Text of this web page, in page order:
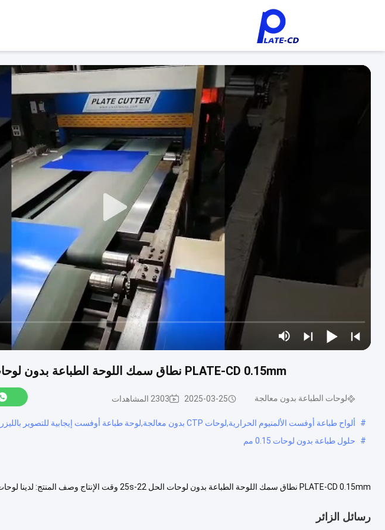
PLATE-CD 0.15mm نطاق سمك اللوحة الطباعة بدون لوحات الحل 22-25s وقت الإنتاج
لوحات الطباعة بدون معالجة 2025-03-25 2303 المشاهدات
# ألواح طباعة أوفست الألمنيوم الحرارية,لوحات CTP بدون معالجة,لوحة طباعة أوفست إيجابية للتصوير بالليزر
#
حلول طباعة بدون لوحات 0.15 مم
رسائل الزائر